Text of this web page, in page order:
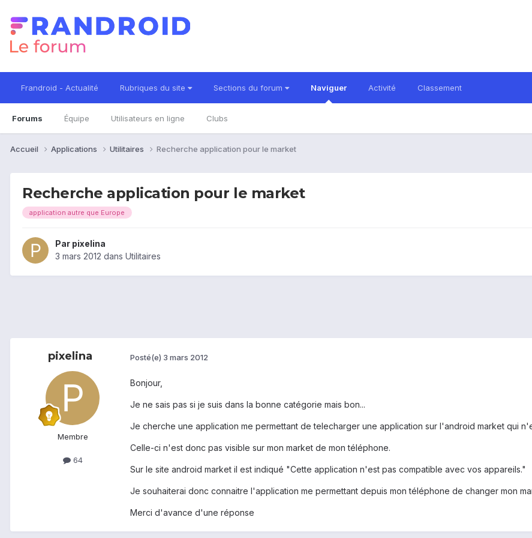
Frandroid - Actualité Rubriques du site Sections du forum Naviguer
Forums Équipe Utilisateurs en ligne Clubs
Activité Classement
Accueil Applications Utilitaires Recherche application pour le market
Recherche application pour le market
application autre que Europe
Par pixelina
3 mars 2012 dans Utilitaires
pixelina
Membre
64
Posté(e) 3 mars 2012
Bonjour,
Je ne sais pas si je suis dans la bonne catégorie mais bon...
Je cherche une application me permettant de telecharger une application sur l'android market qui
Celle-ci n'est donc pas visible sur mon market de mon téléphone.
Sur le site android market il est indiqué "Cette application n'est pas compatible avec vos appareils."
Je souhaiterai donc connaitre l'application me permettant depuis mon téléphone de changer mon
Merci d'avance d'une réponse